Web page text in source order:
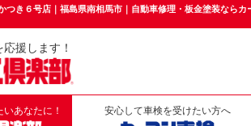
つき６号店｜福島県南相馬市｜自動車修理・板金塗装ならカ
援します！
あなたに！ 安心して車検を受けたい方へ